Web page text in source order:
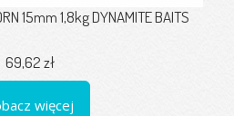
15mm 1,8kg DYNAMITE BAITS
69,62 zł
więcej